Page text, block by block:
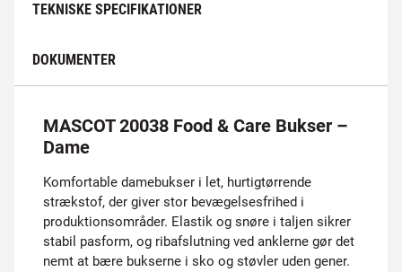
TEKNISKE SPECIFIKATIONER
DOKUMENTER
MASCOT 20038 Food & Care Bukser –
Dame
Komfortable damebukser i let, hurtigtørrende
strækstof, der giver stor bevægelsesfrihed i
produktionsområder. Elastik og snøre i taljen sikrer
stabil pasform, og ribafslutning ved anklerne gør det
nemt at bære bukserne i sko og støvler uden gener.